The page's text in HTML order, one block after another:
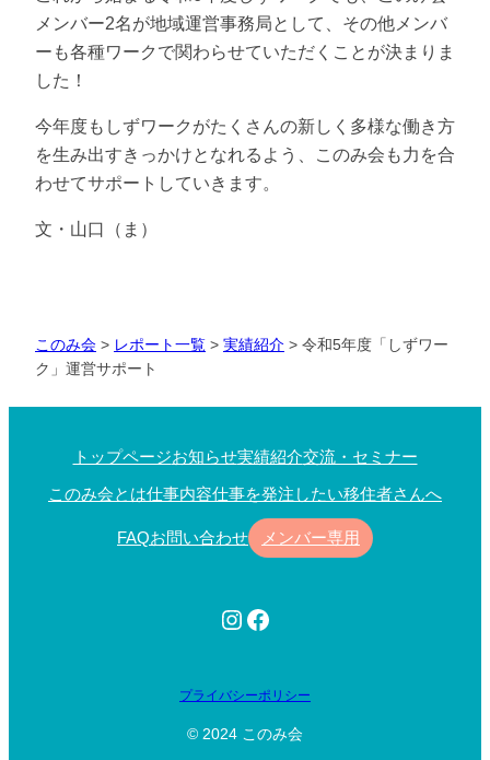
メンバー2名が地域運営事務局として、その他メンバ
ーも各種ワークで関わらせていただくことが決まりま
した！
今年度もしずワークがたくさんの新しく多様な働き方
を生み出すきっかけとなれるよう、このみ会も力を合
わせてサポートしていきます。
文・山口（ま）
このみ会 > レポート一覧 > 実績紹介 > 令和5年度「しずワー
ク」運営サポート
トップページお知らせ実績紹介交流・セミナー
このみ会とは仕事内容仕事を発注したい移住者さんへ
FAQお問い合わせ メンバー専用
Instagram
Facebook
プライバシーポリシー
© 2024 このみ会